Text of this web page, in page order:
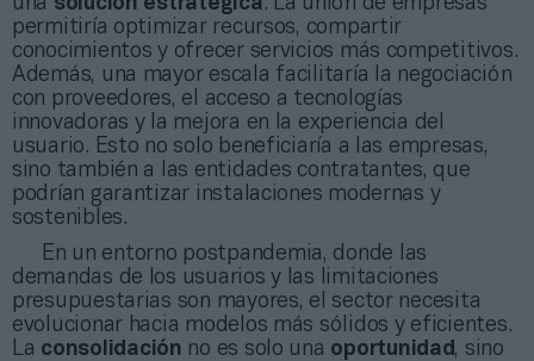
permitiría optimizar recursos, compartir
conocimientos y ofrecer servicios más competitivos.
Además, una mayor escala facilitaría la negociación
con proveedores, el acceso a tecnologías
innovadoras y la mejora en la experiencia del
usuario. Esto no solo beneficiaría a las empresas,
sino también a las entidades contratantes, que
podrían garantizar instalaciones modernas y
sostenibles.
En un entorno postpandemia, donde las
demandas de los usuarios y las limitaciones
presupuestarias son mayores, el sector necesita
evolucionar hacia modelos más sólidos y eficientes.
La consolidación no es solo una oportunidad, sino